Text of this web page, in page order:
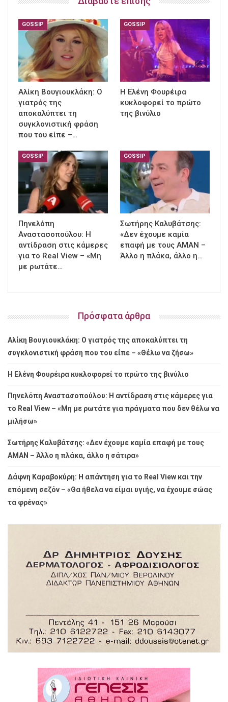
GOSSIP
Αλίκη Βουγιουκλάκη: Ο
γιατρός της
αποκαλύπτει τη
συγκλονιστική φράση
που του είπε –…
GOSSIP
Η Ελένη Φουρέιρα
κυκλοφορεί το πρώτο
της βινύλιο
GOSSIP
Πηνελόπη
Αναστασοπούλου: Η
αντίδραση στις κάμερες
για το Real View – «Μη
με ρωτάτε…
GOSSIP
Σωτήρης Καλυβάτσης:
«Δεν έχουμε καμία
επαφή με τους ΑΜΑΝ –
Άλλο η πλάκα, άλλο η…
Πρόσφατα άρθρα
Αλίκη Βουγιουκλάκη: Ο γιατρός της αποκαλύπτει τη
συγκλονιστική φράση που του είπε – «Θέλω να ζήσω»
Η Ελένη Φουρέιρα κυκλοφορεί το πρώτο της βινύλιο
Πηνελόπη Αναστασοπούλου: Η αντίδραση στις κάμερες για
το Real View – «Μη με ρωτάτε για πράγματα που δεν θέλω να
μιλήσω»
Σωτήρης Καλυβάτσης: «Δεν έχουμε καμία επαφή με τους
ΑΜΑΝ – Άλλο η πλάκα, άλλο η σάτιρα»
Δάφνη Καραβοκύρη: Η απάντηση για το Real View και την
επόμενη σεζόν – «Θα ήθελα να είμαι υγιής, να έχουμε σώας
τα φρένας»